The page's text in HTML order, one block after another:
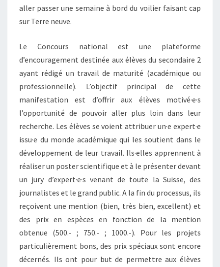
aller passer une semaine à bord du voilier faisant cap
sur Terre neuve.
Le Concours national est une plateforme
d’encouragement destinée aux élèves du secondaire 2
ayant rédigé un travail de maturité (académique ou
professionnelle). L’objectif principal de cette
manifestation est d’offrir aux élèves motivé·e·s
l’opportunité de pouvoir aller plus loin dans leur
recherche. Les élèves se voient attribuer un·e expert·e
issu·e du monde académique qui les soutient dans le
développement de leur travail. Ils·elles apprennent à
réaliser un poster scientifique et à le présenter devant
un jury d’expert·e·s venant de toute la Suisse, des
journalistes et le grand public. A la fin du processus, ils
reçoivent une mention (bien, très bien, excellent) et
des prix en espèces en fonction de la mention
obtenue (500.- ; 750.- ; 1000.-). Pour les projets
particulièrement bons, des prix spéciaux sont encore
décernés. Ils ont pour but de permettre aux élèves